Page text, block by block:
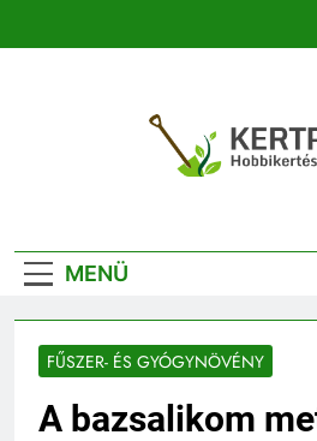
MENÜ
FŰSZER- ÉS GYÓGYNÖVÉNY
A bazsalikom